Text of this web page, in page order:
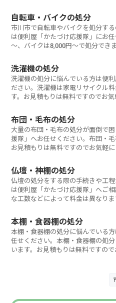
自転車・バイクの処分
市川市で自転車やバイクを処分す
は便利屋「かたづけ応援隊」にお
～、バイクは8,000円～で処分でき
洗濯機の処分
洗濯機の処分に悩んでいる方は便
ださい。洗濯機は家電リサイクル
す。お見積もりは無料ですのでお
布団・毛布の処分
大量の布団・毛布の処分が面倒で
援隊」へお任せください。布団・毛
お見積もりは無料ですのでお気軽
仏壇・神棚の処分
仏壇の処分をする際の手続きや工
は便利屋「かたづけ応援隊」へご
な工数などによって料金は異なり
本棚・食器棚の処分
本棚・食器棚の処分に悩んでいる
任せください。本棚・食器棚の処
います。お見積もりは無料ですので